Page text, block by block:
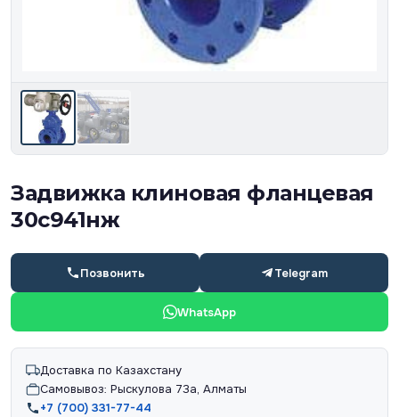
Задвижка клиновая фланцевая
30с941нж
Позвонить Telegram
WhatsApp
Доставка по Казахстану
Самовывоз: Рыскулова 73а, Алматы
+7 (700) 331-77-44